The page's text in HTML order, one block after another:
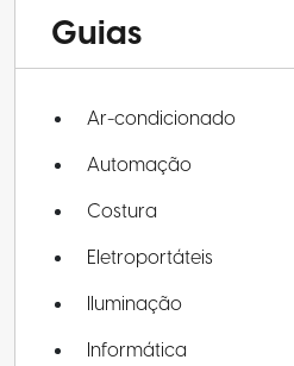
Guias
Ar-condicionado
Automação
Costura
Eletroportáteis
Iluminação
Informática